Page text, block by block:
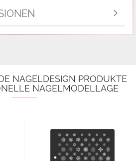
NAGELDESIGN PRODUKTE
NAGELMODELLAGE